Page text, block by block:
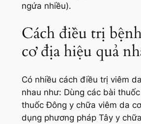
ngứa nhiều).
Cách điều trị
cơ địa hiệu quả
Có nhiều cách điều trị viêm
nhau như: Dùng các bài
thuốc Đông y chữa viêm da
dụng phương pháp Tây y